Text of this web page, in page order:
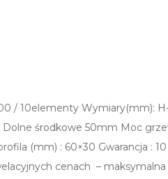
/ 10elementy Wymiary(mm):
środkowe 50mm Moc
(mm) : 60×30 Gwarancja :
cenach –